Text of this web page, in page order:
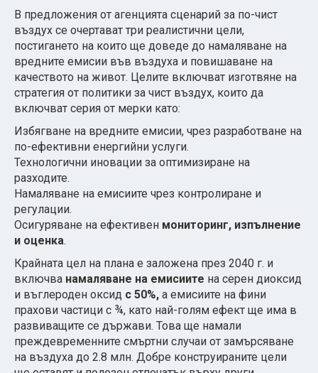
В предложения от агенцията сценарий за по-чист
въздух се очертават три реалистични цели,
постигането на които ще доведе до намаляване на
вредните емисии във въздуха и повишаване на
качеството на живот. Целите включват изготвяне на
стратегия от политики за чист въздух, които да
включват серия от мерки като:
Избягване на вредните емисии, чрез разработване на
по-ефективни енергийни услуги.
Технологични иновации за оптимизиране на
разходите.
Намаляване на емисиите чрез контролиране и
регулации.
Осигуряване на ефективен мониторинг, изпълнение
и оценка.
Крайната цел на плана е заложена през 2040 г. и
включва намаляване на емисиите на серен диоксид
и въглероден оксид с 50%, а емисиите на фини
прахови частици с ¾, като най-голям ефект ще има в
развиващите се държави. Това ще намали
преждевременните смъртни случаи от замърсяване
на въздуха до 2.8 млн. Добре конструираните цели